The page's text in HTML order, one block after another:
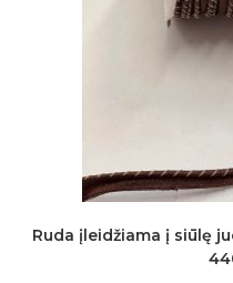
Ruda įleidžiama į siūlę